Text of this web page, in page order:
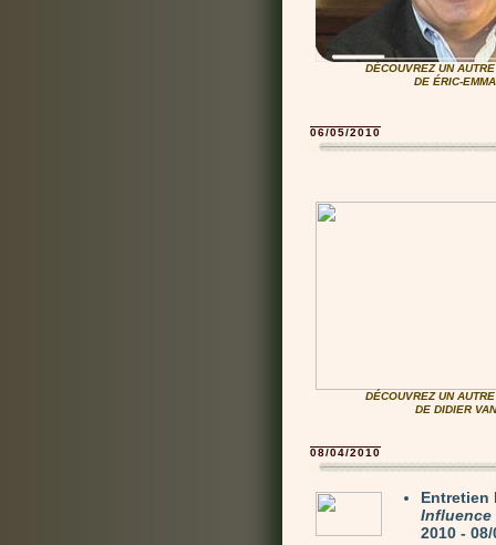
DÉCOUVREZ UN
DE ÉRIC-
06/05/2010
DÉCOUVREZ UN
DE DIDIER
08/04/2010
Entretien
Influence
2010 -